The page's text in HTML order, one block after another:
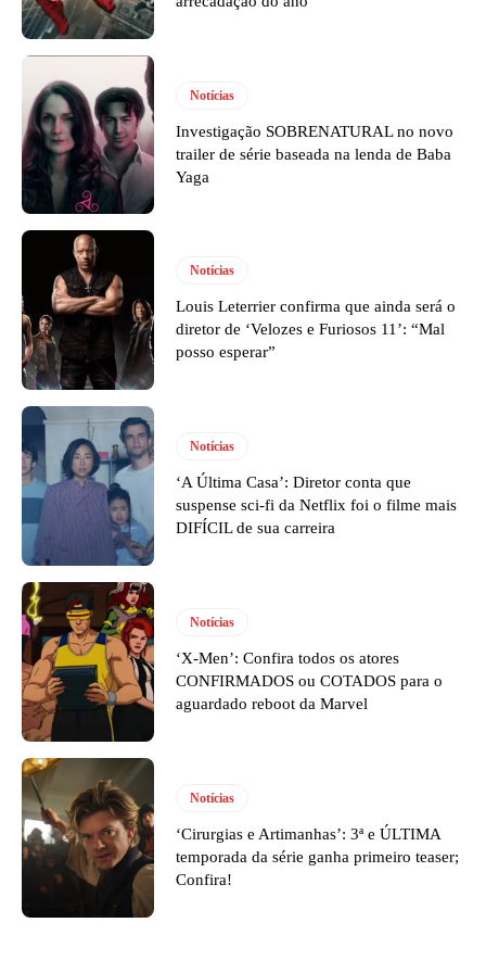
Notícias
Investigação SOBRENATURAL no novo
trailer de série baseada na lenda de Baba
Yaga
Notícias
Louis Leterrier confirma que ainda será o
diretor de ‘Velozes e Furiosos 11’: “Mal
posso esperar”
Notícias
‘A Última Casa’: Diretor conta que
suspense sci-fi da Netflix foi o filme mais
DIFÍCIL de sua carreira
Notícias
‘X-Men’: Confira todos os atores
CONFIRMADOS ou COTADOS para o
aguardado reboot da Marvel
Notícias
‘Cirurgias e Artimanhas’: 3ª e ÚLTIMA
temporada da série ganha primeiro teaser;
Confira!